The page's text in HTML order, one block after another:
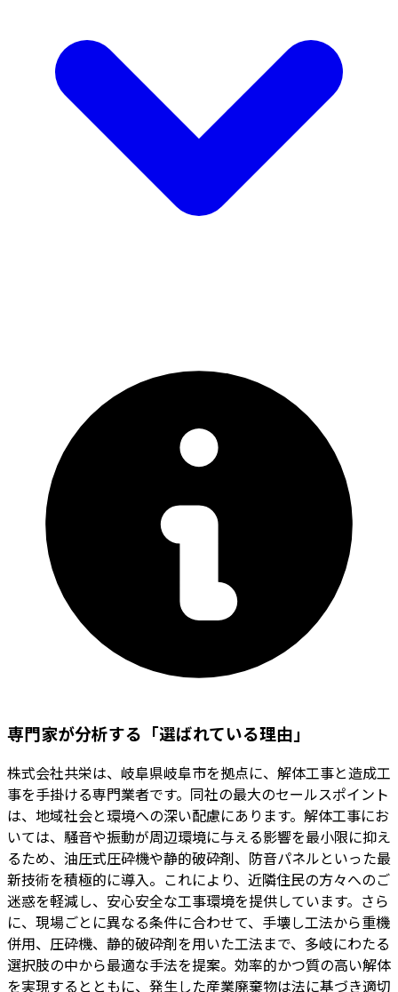
専門家が分析する「選ばれている理由」
株式会社共栄は、岐阜県岐阜市を拠点に、解体工事と造成工
事を手掛ける専門業者です。同社の最大のセールスポイント
は、地域社会と環境への深い配慮にあります。解体工事にお
いては、騒音や振動が周辺環境に与える影響を最小限に抑え
るため、油圧式圧砕機や静的破砕剤、防音パネルといった最
新技術を積極的に導入。これにより、近隣住民の方々へのご
迷惑を軽減し、安心安全な工事環境を提供しています。さら
に、現場ごとに異なる条件に合わせて、手壊し工法から重機
併用、圧砕機、静的破砕剤を用いた工法まで、多岐にわたる
選択肢の中から最適な手法を提案。効率的かつ質の高い解体
を実現するとともに、発生した産業廃棄物は法に基づき適切